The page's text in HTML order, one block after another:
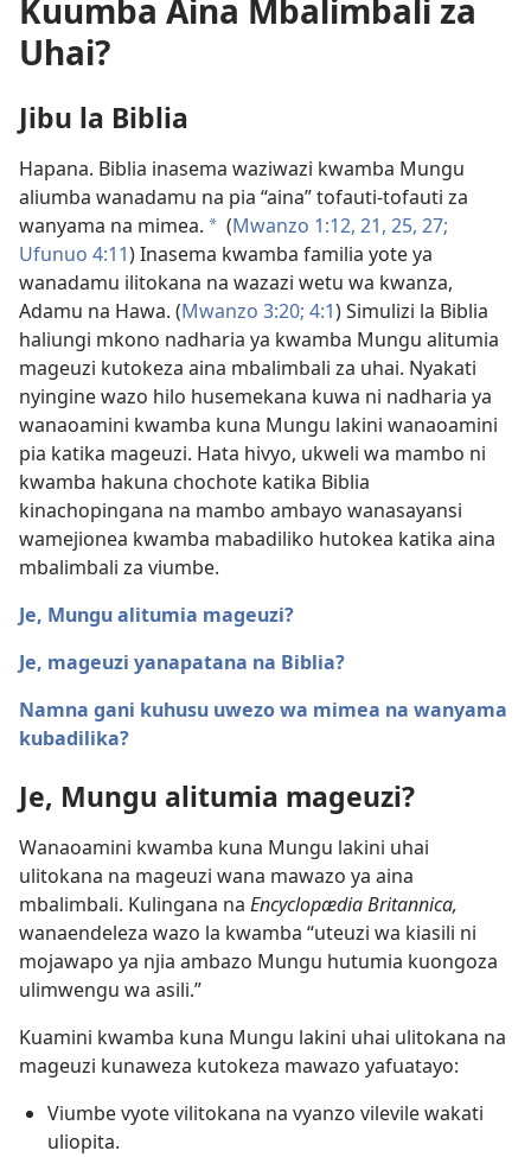
Kuumba Aina Mbalimbali za
Uhai?
Jibu la Biblia
Hapana. Biblia inasema waziwazi kwamba Mungu
aliumba wanadamu na pia “aina” tofauti-tofauti za
wanyama na mimea. a (Mwanzo 1:12, 21, 25, 27;
Ufunuo 4:11) Inasema kwamba familia yote ya
wanadamu ilitokana na wazazi wetu wa kwanza,
Adamu na Hawa. (Mwanzo 3:20; 4:1) Simulizi la Biblia
haliungi mkono nadharia ya kwamba Mungu alitumia
mageuzi kutokeza aina mbalimbali za uhai. Nyakati
nyingine wazo hilo husemekana kuwa ni nadharia ya
wanaoamini kwamba kuna Mungu lakini wanaoamini
pia katika mageuzi. Hata hivyo, ukweli wa mambo ni
kwamba hakuna chochote katika Biblia
kinachopingana na mambo ambayo wanasayansi
wamejionea kwamba mabadiliko hutokea katika aina
mbalimbali za viumbe.
Je, Mungu alitumia mageuzi?
Je, mageuzi yanapatana na Biblia?
Namna gani kuhusu uwezo wa mimea na wanyama
kubadilika?
Je, Mungu alitumia mageuzi?
Wanaoamini kwamba kuna Mungu lakini uhai
ulitokana na mageuzi wana mawazo ya aina
mbalimbali. Kulingana na Encyclopædia Britannica,
wanaendeleza wazo la kwamba “uteuzi wa kiasili ni
mojawapo ya njia ambazo Mungu hutumia kuongoza
ulimwengu wa asili.”
Kuamini kwamba kuna Mungu lakini uhai ulitokana na
mageuzi kunaweza kutokeza mawazo yafuatayo:
Viumbe vyote vilitokana na vyanzo vilevile wakati
uliopita.